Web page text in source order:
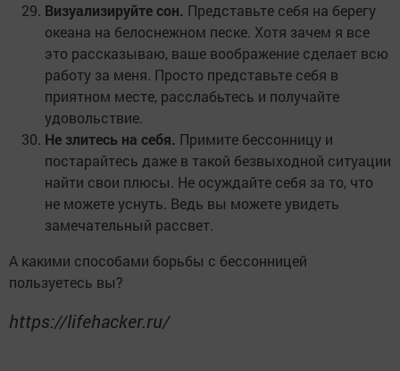
Визуализируйте сон. Представьте себя на берегу
океана на белоснежном песке. Хотя зачем я все
это рассказываю, ваше воображение сделает всю
работу за меня. Просто представьте себя в
приятном месте, расслабьтесь и получайте
удовольствие.
Не злитесь на себя. Примите бессонницу и
постарайтесь даже в такой безвыходной ситуации
найти свои плюсы. Не осуждайте себя за то, что
не можете уснуть. Ведь вы можете увидеть
замечательный рассвет.
А какими способами борьбы с бессонницей
пользуетесь вы?
https://lifehacker.ru/